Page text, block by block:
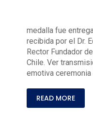
medalla fue
recibida por el Dr.
Rector Fundador
Chile. Ver
emotiva ceremonia
READ MORE